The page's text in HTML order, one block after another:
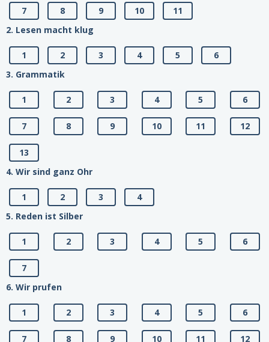
7 8 9 10
11
2. Lesen macht klug
1 2 3 4 5
6
3. Grammatik
1 2 3 4 5 6
7 8 9 10 11 12
13
4. Wir sind ganz Ohr
1 2 3
4
5. Reden ist Silber
1 2 3 4 5 6
7
6. Wir prufen
1 2 3 4 5 6
7 8 9 10 11 12